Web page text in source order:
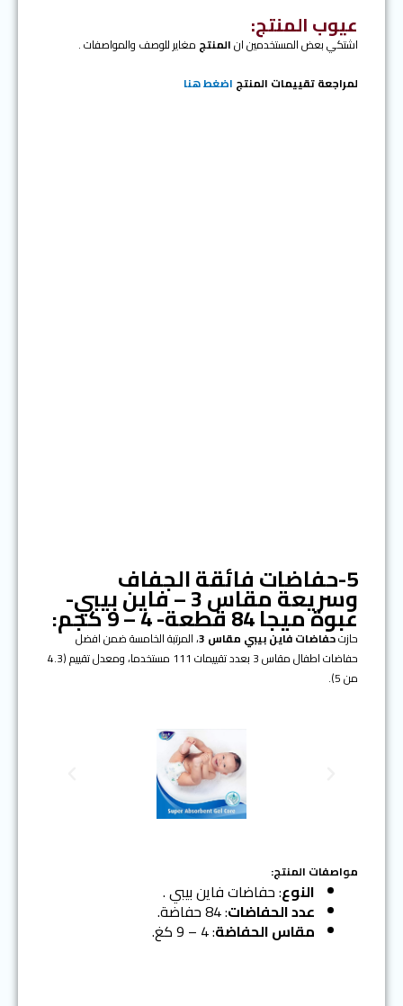
عيوب المنتج:
اشتكي بعض المستخدمين انالمنتج مغاير للوصف والمواصفات .
لمراجعة تقييمات المنتج اضغط هنا
5-حفاضات فائقة الجفاف
وسريعة مقاس 3 – فاين بيبي- عبوة ميجا 84 قطعة- 4 – 9 كجم:
حازتحفاضات فاين بيبي مقاس 3 ، المرتبة الخامسة ضمن افضل
حفاضات اطفال مقاس 3 بعدد تقييمات 111 مستخدما، ومعدل تقييم (4.3
من 5).
o
u
s
مواصفات المنتج:
النوع: حفاضات فاين بيبي .
عدد الحفاضات: 84 حفاضة.
مقاس الحفاضة: 4 – 9 كغ.